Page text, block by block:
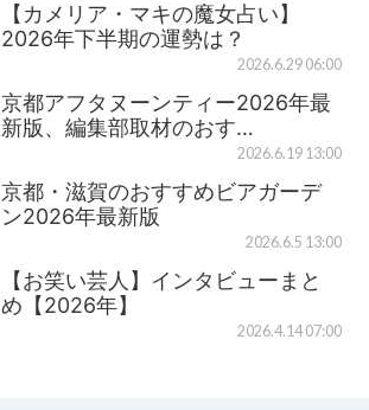
【カメリア・マキの魔女占い】
2026年下半期の運勢は？
2026.6.29 06:00
京都アフタヌーンティー2026年最
新版、編集部取材のおす…
2026.6.19 13:00
京都・滋賀のおすすめビアガーデ
ン2026年最新版
2026.6.5 13:00
【お笑い芸人】インタビューまと
め【2026年】
2026.4.14 07:00